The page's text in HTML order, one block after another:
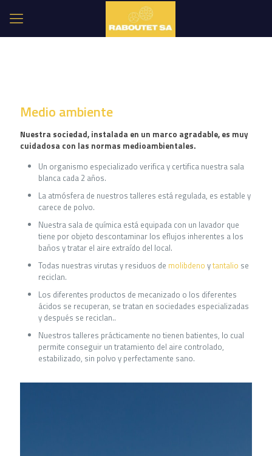
Medio ambiente
Nuestra sociedad, instalada en un marco agradable, es muy
cuidadosa con las normas medioambientales.
Un organismo especializado verifica y certifica nuestra sala
blanca cada 2 años.
La atmósfera de nuestros talleres está regulada, es estable y
carece de polvo.
Nuestra sala de química está equipada con un lavador que
tiene por objeto descontaminar los eflujos inherentes a los
baños y tratar el aire extraído del local.
Todas nuestras virutas y residuos de molibdeno ytantalio se
reciclan.
Los diferentes productos de mecanizado o los diferentes
ácidos se recuperan, se tratan en sociedades especializadas
y después se reciclan..
Nuestros talleres prácticamente no tienen batientes, lo cual
permite conseguir un tratamiento del aire controlado,
estabilizado, sin polvo y perfectamente sano.